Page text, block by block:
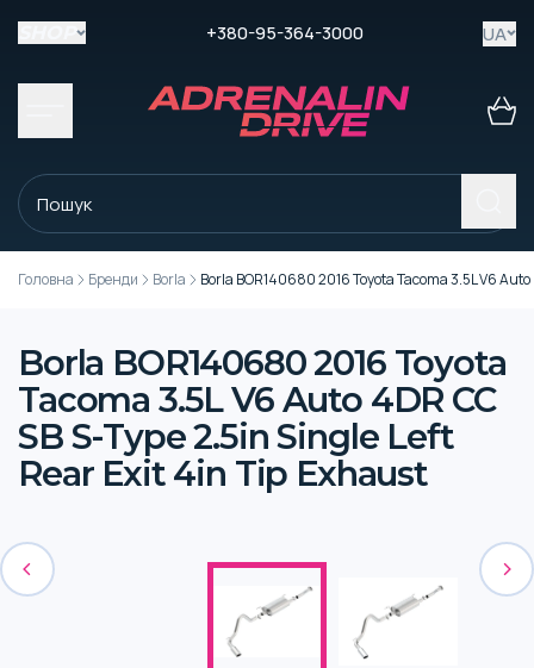
+380-95-364-3000 UA
Головна Бренди Borla Borla BOR140680 2016 Toyota Tacoma 3.5L V6
Borla BOR140680 2016 Toyota
Tacoma 3.5L V6 Auto 4DR CC
SB S-Type 2.5in Single Left
Rear Exit 4in Tip Exhaust